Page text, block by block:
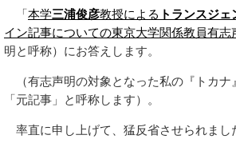
「本学三浦俊彦教授による トランスジェ
イン記事についての東京大学関係教員有志
明と呼称）にお答えします。
（有志声明の対象となった私の『トカナ
「元記事」と呼称します）。
率直に申し上げて、猛反省させられまし